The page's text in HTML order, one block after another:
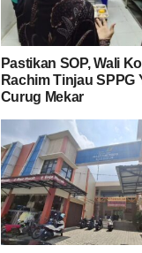
Pastikan SOP, Wali
Rachim Tinjau SPPG
Curug Mekar